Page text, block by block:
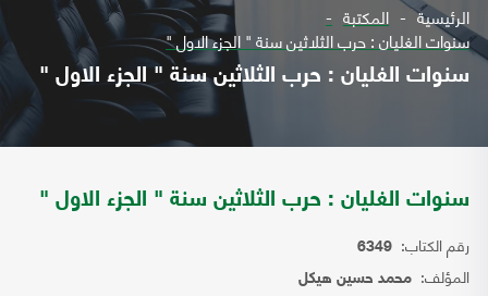
الرئيسية المكتبة
سنوات الغليان : حرب الثلاثين سنة " الجزء الاول "
سنوات الغليان : حرب الثلاثين سنة " الجزء الاول "
سنوات الغليان : حرب الثلاثين سنة " الجزء الاول "
رقم الكتاب: 6349
المؤلف: محمد حسين هيكل